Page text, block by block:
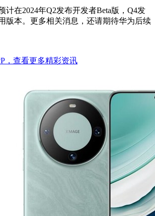
计在2024年Q2发布开发者Beta版，Q4发
版本。更多相关消息，还请期待华为后续
，查看更多精彩资讯